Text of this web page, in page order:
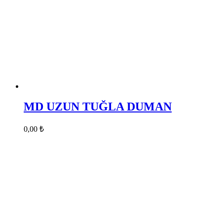
MD UZUN TUĞLA DUMAN
0,00 ₺